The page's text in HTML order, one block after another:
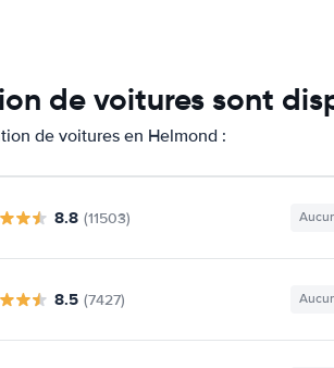
de voitures sont
de voitures en Helmond :
8.8 (11503)
8.5 (7427)